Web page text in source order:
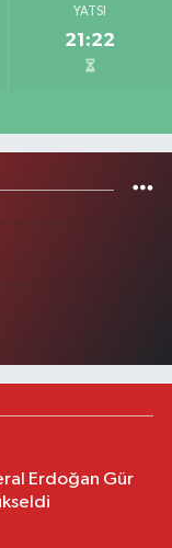
YATSI
21:22
Erdoğan Gür